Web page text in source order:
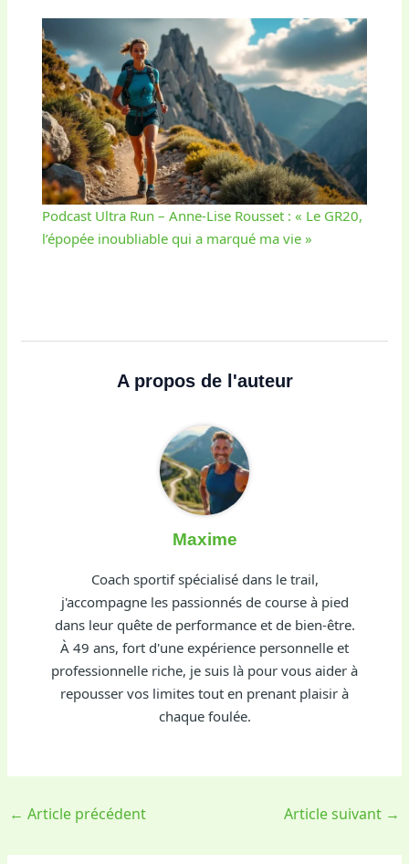
Podcast Ultra Run – Anne-Lise Rousset : « Le GR20,
l’épopée inoubliable qui a marqué ma vie »
A propos de l'auteur
Maxime
Coach sportif spécialisé dans le trail,
j'accompagne les passionnés de course à pied
dans leur quête de performance et de bien-être.
À 49 ans, fort d'une expérience personnelle et
professionnelle riche, je suis là pour vous aider à
repousser vos limites tout en prenant plaisir à
chaque foulée.
← Article précédent Article suivant →